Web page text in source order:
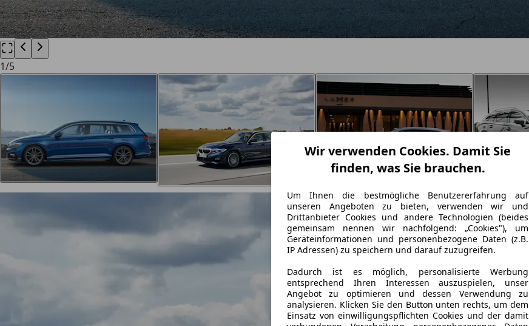
1/5
Wir verwenden Cookies. Damit Sie
finden, was Sie brauchen.
Um Ihnen die bestmögliche Benutzererfahrung auf
unseren Angeboten zu bieten, verwenden wir und
Drittanbieter Cookies und andere Technologien (beides
gemeinsam nennen wir nachfolgend: „Cookies"), um
Geräteinformationen und personenbezogene Daten (z.B.
IP Adressen) zu speichern und darauf zuzugreifen.
Dadurch ist es möglich, personalisierte Werbung
entsprechend Ihren Interessen auszuspielen, unser
Angebot zu optimieren und dessen Verwendung zu
analysieren. Klicken Sie den Button unten rechts, um dem
Einsatz von einwilligungspflichten Cookies und der damit